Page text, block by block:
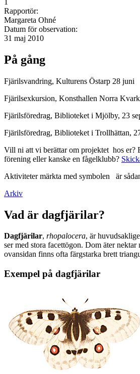
Rapportör:
Margareta Ohné
Datum för observation:
31 maj 2010
På gång
Fjärilsvandring, Kulturens Östarp 28 juni
Fjärilsexkursion, Konsthallen Norra
Fjärilsföredrag, Biblioteket i Mjölby, 23
Fjärilsföredrag, Biblioteket i Trollhättan,
Vill ni att vi berättar om projektet hos er?
förening eller kanske en fågelklubb?
Aktiviteter märkta med symbolen
är
Arkiv
Vad är dagfjärilar?
Dagfjärilar, rhopalocera, är
ser med stora facettögon. Dom äter
ovansidan finns ofta färgstarka brett
Exempel på dagfjärilar